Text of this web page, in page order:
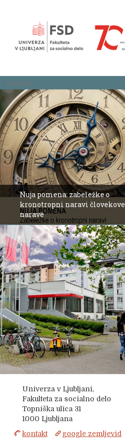
vsebino
Nuja pomena: zabeležke o
kronotropni naravi človekove
narave
Univerza v Ljubljani,
Fakulteta za socialno delo
Topniška ulica 31
1000 Ljubljana
kontakt
google zemljevid